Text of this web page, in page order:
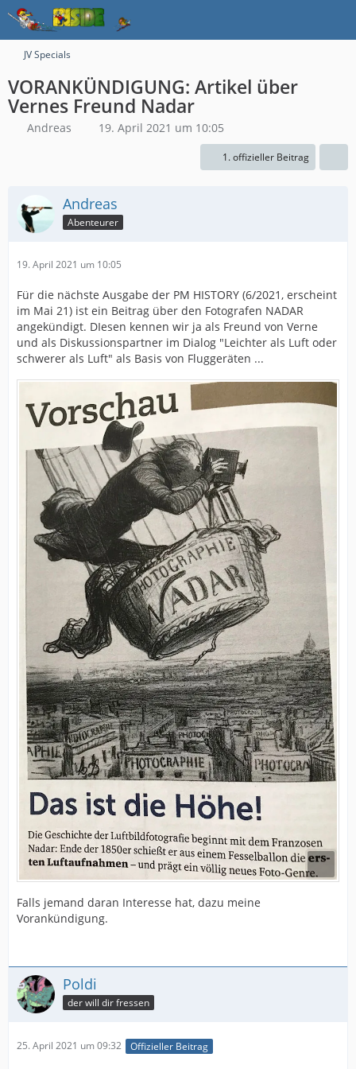
JV Specials
VORANKÜNDIGUNG: Artikel über
Vernes Freund Nadar
Andreas 19. April 2021 um 10:05
1. offizieller Beitrag
Andreas
Abenteurer
19. April 2021 um 10:05
Für die nächste Ausgabe der PM HISTORY (6/2021, erscheint
im Mai 21) ist ein Beitrag über den Fotografen NADAR
angekündigt. DIesen kennen wir ja als Freund von Verne
und als Diskussionspartner im Dialog "Leichter als Luft oder
schwerer als Luft" als Basis von Fluggeräten ...
Falls jemand daran Interesse hat, dazu meine
Vorankündigung.
Poldi
der will dir fressen
25. April 2021 um 09:32 Offizieller Beitrag